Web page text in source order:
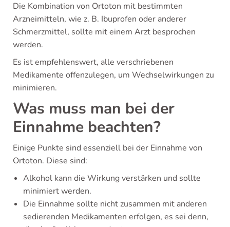
Die Kombination von Ortoton mit bestimmten
Arzneimitteln, wie z. B. Ibuprofen oder anderer
Schmerzmittel, sollte mit einem Arzt besprochen
werden.
Es ist empfehlenswert, alle verschriebenen
Medikamente offenzulegen, um Wechselwirkungen zu
minimieren.
Was muss man bei der
Einnahme beachten?
Einige Punkte sind essenziell bei der Einnahme von
Ortoton. Diese sind:
Alkohol kann die Wirkung verstärken und sollte
minimiert werden.
Die Einnahme sollte nicht zusammen mit anderen
sedierenden Medikamenten erfolgen, es sei denn,